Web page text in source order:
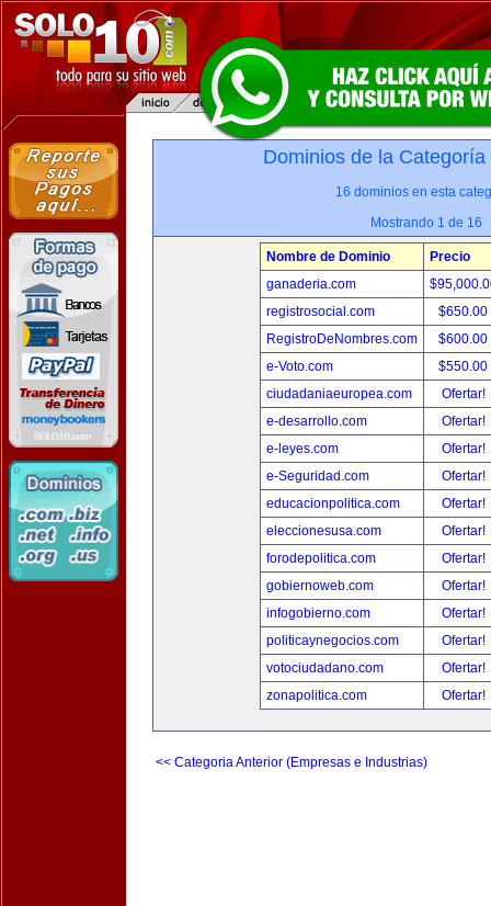
Dominios de la
16 dominios en esta
Mostrando 1 de 16
Nombre de Dominio
Precio
ganaderia.com
registrosocial.com
$650.00
RegistroDeNombres.com
$600.00
e-Voto.com
$550.00
ciudadaniaeuropea.com
Ofertar!
e-desarrollo.com
Ofertar!
e-leyes.com
Ofertar!
e-Seguridad.com
Ofertar!
educacionpolitica.com
Ofertar!
eleccionesusa.com
Ofertar!
forodepolitica.com
Ofertar!
gobiernoweb.com
Ofertar!
infogobierno.com
Ofertar!
politicaynegocios.com
Ofertar!
votociudadano.com
Ofertar!
zonapolitica.com
Ofertar!
<< Categoria Anterior (Empresas e Industrias)